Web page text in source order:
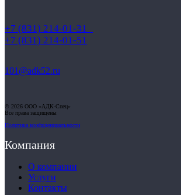
+7 (831) 214-01-31
+7 (831) 214-01-51
101@adk52.ru
© 2026 ООО «АДК-Спец»
Все права защищены
Политика конфиденциальности
Компания
О компании
Услуги
Контакты